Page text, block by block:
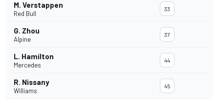
M. Verstappen
Red Bull
33
G. Zhou
Alpine
37
L. Hamilton
Mercedes
44
R. Nissany
Williams
45